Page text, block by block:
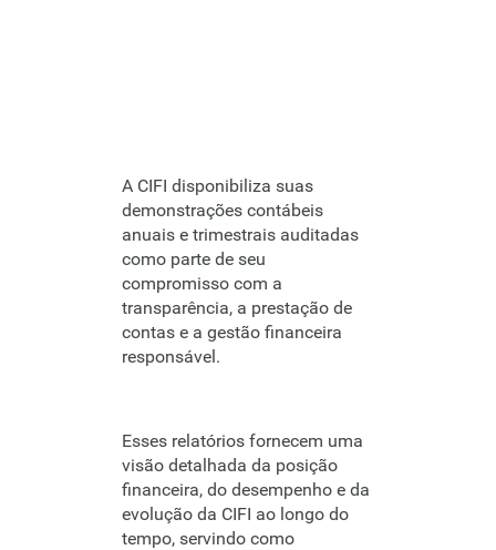
A CIFI disponibiliza suas
demonstrações contábeis
anuais e trimestrais auditadas
como parte de seu
compromisso com a
transparência, a prestação de
contas e a gestão financeira
responsável.
Esses relatórios fornecem uma
visão detalhada da posição
financeira, do desempenho e da
evolução da CIFI ao longo do
tempo, servindo como